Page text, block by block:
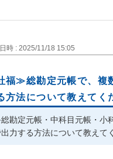
時 : 2025/11/18 15:05
福≫総勘定元帳で、複
方法について教えてく
勘定元帳・中科目元帳・小
力する方法について教えて